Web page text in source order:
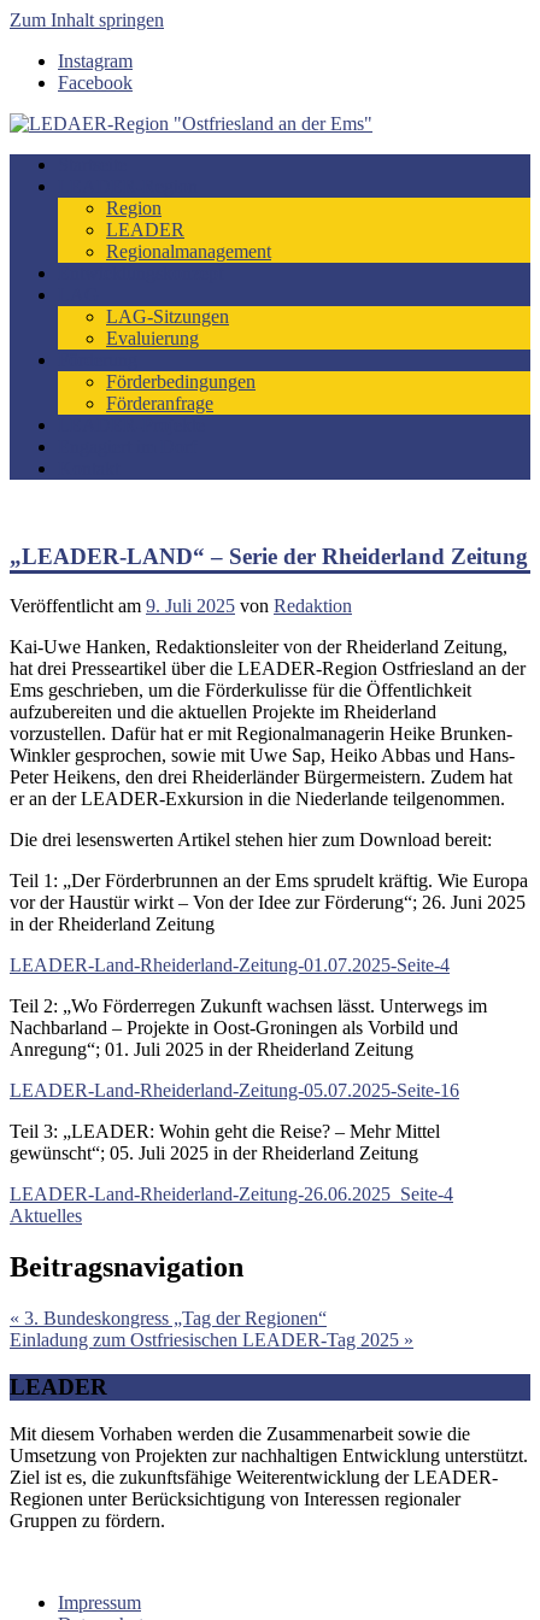
Zum Inhalt springen
Instagram
Facebook
LEDAER-Region "Ostfriesland an der Ems"
Förderzeitraum 2023-2027
Region
LEADER
Regionalmanagement
LAG-Sitzungen
Evaluierung
Förderbedingungen
Förderanfrage
„LEADER-LAND“ – Serie der Rheiderland Zeitung
Veröffentlicht am 9. Juli 2025 von Redaktion
Kai-Uwe Hanken, Redaktionsleiter von der Rheiderland Zeitung,
hat drei Presseartikel über die LEADER-Region Ostfriesland an der
Ems geschrieben, um die Förderkulisse für die Öffentlichkeit
aufzubereiten und die aktuellen Projekte im Rheiderland
vorzustellen. Dafür hat er mit Regionalmanagerin Heike Brunken-
Winkler gesprochen, sowie mit Uwe Sap, Heiko Abbas und Hans-
Peter Heikens, den drei Rheiderländer Bürgermeistern. Zudem hat
er an der LEADER-Exkursion in die Niederlande teilgenommen.
Die drei lesenswerten Artikel stehen hier zum Download bereit:
Teil 1: „Der Förderbrunnen an der Ems sprudelt kräftig. Wie Europa
vor der Haustür wirkt – Von der Idee zur Förderung“; 26. Juni 2025
in der Rheiderland Zeitung
LEADER-Land-Rheiderland-Zeitung-01.07.2025-Seite-4
Teil 2: „Wo Förderregen Zukunft wachsen lässt. Unterwegs im
Nachbarland – Projekte in Oost-Groningen als Vorbild und
Anregung“; 01. Juli 2025 in der Rheiderland Zeitung
LEADER-Land-Rheiderland-Zeitung-05.07.2025-Seite-16
Teil 3: „LEADER: Wohin geht die Reise? – Mehr Mittel
gewünscht“; 05. Juli 2025 in der Rheiderland Zeitung
LEADER-Land-Rheiderland-Zeitung-26.06.2025_Seite-4
Aktuelles
Beitragsnavigation
« 3. Bundeskongress „Tag der Regionen“
Einladung zum Ostfriesischen LEADER-Tag 2025 »
LEADER
Mit diesem Vorhaben werden die Zusammenarbeit sowie die
Umsetzung von Projekten zur nachhaltigen Entwicklung unterstützt.
Ziel ist es, die zukunftsfähige Weiterentwicklung der LEADER-
Regionen unter Berücksichtigung von Interessen regionaler
Gruppen zu fördern.
Impressum